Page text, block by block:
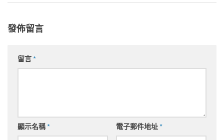
發佈留言
留言*
顯示名稱* 電子郵件地址*